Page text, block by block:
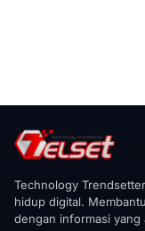
Technology
hidup digital.
dengan informasi yang